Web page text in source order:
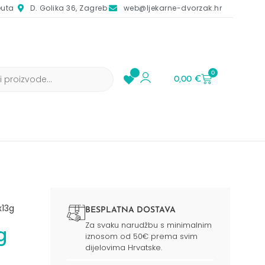
D. Golika 36, Zagreb web@ljekarne-dvorzak.hr
0,00€
0
BESPLATNA DOSTAVA
Za svaku narudžbu s minimalnim
iznosom od 50€ prema svim
dijelovima Hrvatske.